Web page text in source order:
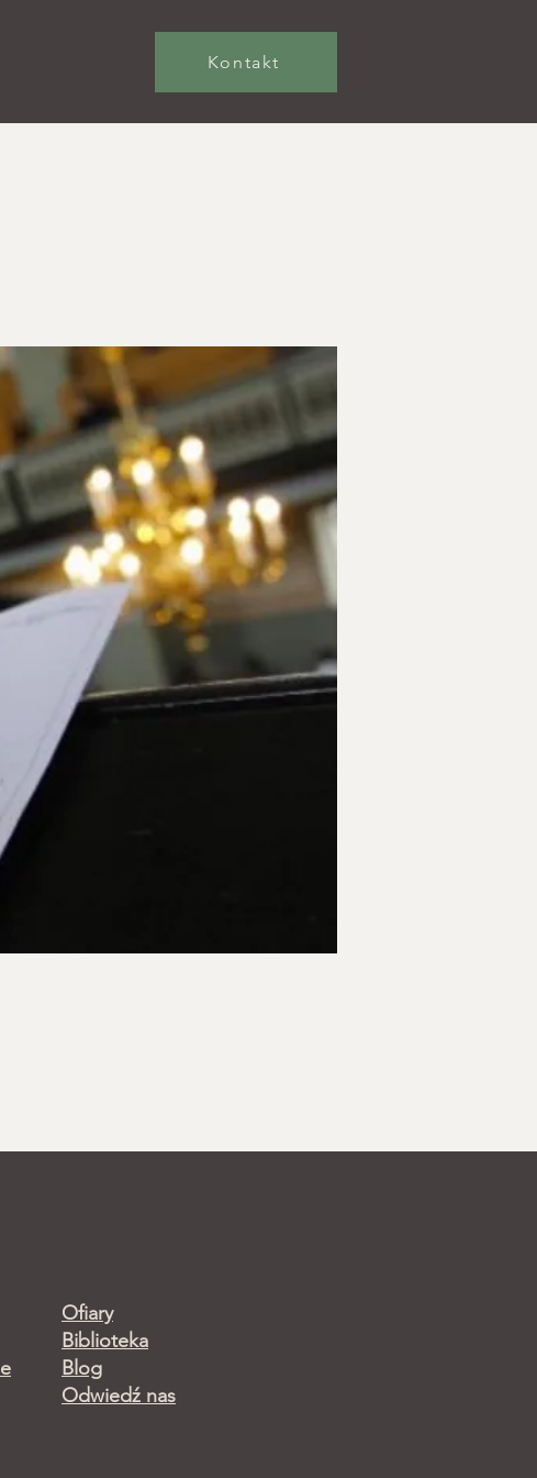
Kontakt
Ofiary
Biblioteka
Blog
Odwiedź nas